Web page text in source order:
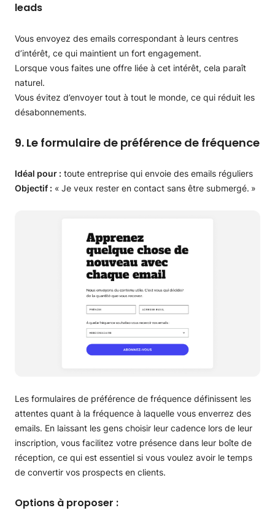
leads
Vous envoyez des emails correspondant à leurs centres
d’intérêt, ce qui maintient un fort engagement.
Lorsque vous faites une offre liée à cet intérêt, cela paraît
naturel.
Vous évitez d’envoyer tout à tout le monde, ce qui réduit les
désabonnements.
9. Le formulaire de préférence de fréquence
Idéal pour : toute entreprise qui envoie des emails réguliers
Objectif : « Je veux rester en contact sans être submergé. »
Les formulaires de préférence de fréquence définissent les
attentes quant à la fréquence à laquelle vous enverrez des
emails. En laissant les gens choisir leur cadence lors de leur
inscription, vous facilitez votre présence dans leur boîte de
réception, ce qui est essentiel si vous voulez avoir le temps
de convertir vos prospects en clients.
Options à proposer :